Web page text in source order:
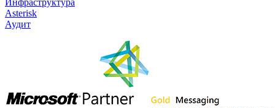
Asterisk
Аудит